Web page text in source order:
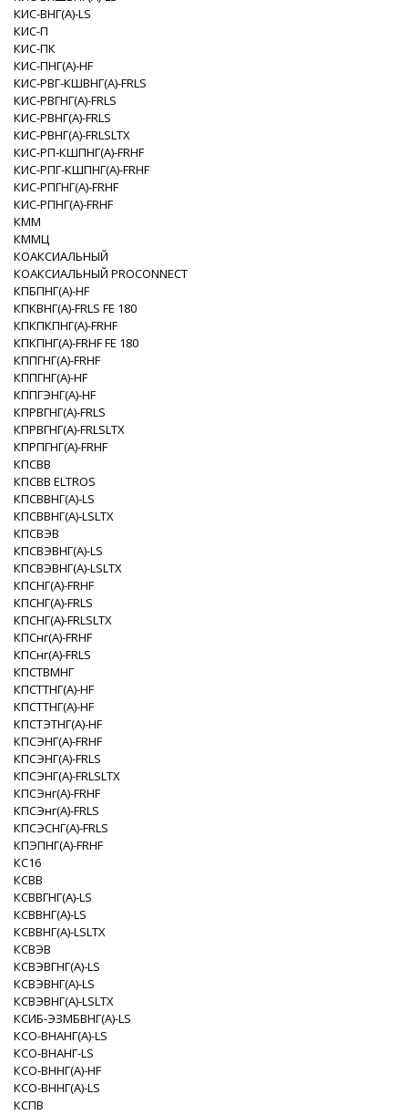
КИС-ВНГ(A)-LS
КИС-П
КИС-ПК
КИС-ПНГ(A)-HF
КИС-РВГ-КШВНГ(A)-FRLS
КИС-РВГНГ(A)-FRLS
КИС-РВНГ(A)-FRLS
КИС-РВНГ(A)-FRLSLTX
КИС-РП-КШПНГ(A)-FRHF
КИС-РПГ-КШПНГ(A)-FRHF
КИС-РПГНГ(A)-FRHF
КИС-РПНГ(A)-FRHF
КММ
КММЦ
КОАКСИАЛЬНЫЙ
КОАКСИАЛЬНЫЙ PROCONNECT
КПБПНГ(A)-HF
КПКВНГ(A)-FRLS FE 180
КПКПКПНГ(A)-FRHF
КПКПНГ(A)-FRHF FE 180
КППГНГ(A)-FRHF
КППГНГ(A)-HF
КППГЭНГ(A)-HF
КПРВГНГ(A)-FRLS
КПРВГНГ(A)-FRLSLTX
КПРПГНГ(A)-FRHF
КПСВВ
КПСВВ ELTROS
КПСВВНГ(A)-LS
КПСВВНГ(A)-LSLTX
КПСВЭВ
КПСВЭВНГ(A)-LS
КПСВЭВНГ(A)-LSLTX
КПСНГ(A)-FRHF
КПСНГ(A)-FRLS
КПСНГ(A)-FRLSLTX
КПСнг(А)-FRHF
КПСнг(А)-FRLS
КПСТВМНГ
КПСТТНГ(A)-HF
КПСТТНГ(A)-НF
КПСТЭТНГ(A)-HF
КПСЭНГ(A)-FRHF
КПСЭНГ(A)-FRLS
КПСЭНГ(A)-FRLSLTX
КПСЭнг(А)-FRHF
КПСЭнг(А)-FRLS
КПСЭСНГ(A)-FRLS
КПЭПНГ(A)-FRHF
КС16
КСВВ
КСВВГНГ(A)-LS
КСВВНГ(A)-LS
КСВВНГ(A)-LSLTX
КСВЭВ
КСВЭВГНГ(A)-LS
КСВЭВНГ(A)-LS
КСВЭВНГ(A)-LSLTX
КСИБ-ЭЗМБВНГ(A)-LS
КСО-ВНАНГ(A)-LS
КСО-ВНАНГ-LS
КСО-ВННГ(A)-HF
КСО-ВННГ(A)-LS
КСПВ